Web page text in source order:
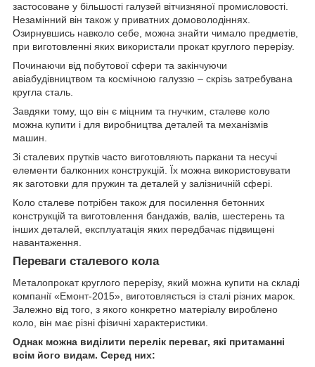
застосоване у більшості галузей вітчизняної промисловості.
Незамінний він також у приватних домоволодіннях.
Озирнувшись навколо себе, можна знайти чимало предметів,
при виготовленні яких використали прокат круглого перерізу.
Починаючи від побутової сфери та закінчуючи
авіабудівництвом та космічною галуззю – скрізь затребувана
кругла сталь.
Завдяки тому, що він є міцним та гнучким, сталеве коло
можна купити і для виробництва деталей та механізмів
машин.
Зі сталевих прутків часто виготовляють паркани та несучі
елементи балконних конструкцій. Їх можна використовувати
як заготовки для пружин та деталей у залізничній сфері.
Коло сталеве потрібен також для посилення бетонних
конструкцій та виготовлення бандажів, валів, шестерень та
інших деталей, експлуатація яких передбачає підвищені
навантаження.
Переваги сталевого кола
Металопрокат круглого перерізу, який можна купити на складі
компанії «Емонт-2015», виготовляється із сталі різних марок.
Залежно від того, з якого конкретно матеріалу вироблено
коло, він має різні фізичні характеристики.
Однак можна виділити перелік переваг, які притаманні
всім його видам. Серед них: